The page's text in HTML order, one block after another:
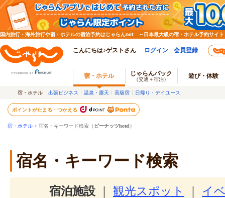
国内旅行・海外旅行や宿・ホテルの宿泊予約はじゃらんnet ～日本最大級の宿・ホテル予約サイト
こんにちは♪ゲストさん ログイン 会員登録
宿・ホテル じゃらんパック
（交通＋宿泊） 遊び・体験
宿・ホテル 出張ビジネス 温泉・露天 高級宿 日帰り・デイユース
ポイントがたまる・つかえる
宿・ホテル > 宿名・キーワード検索（ ピーナッツhotel）
宿名・キーワード検索
宿泊施設 観光スポット イ